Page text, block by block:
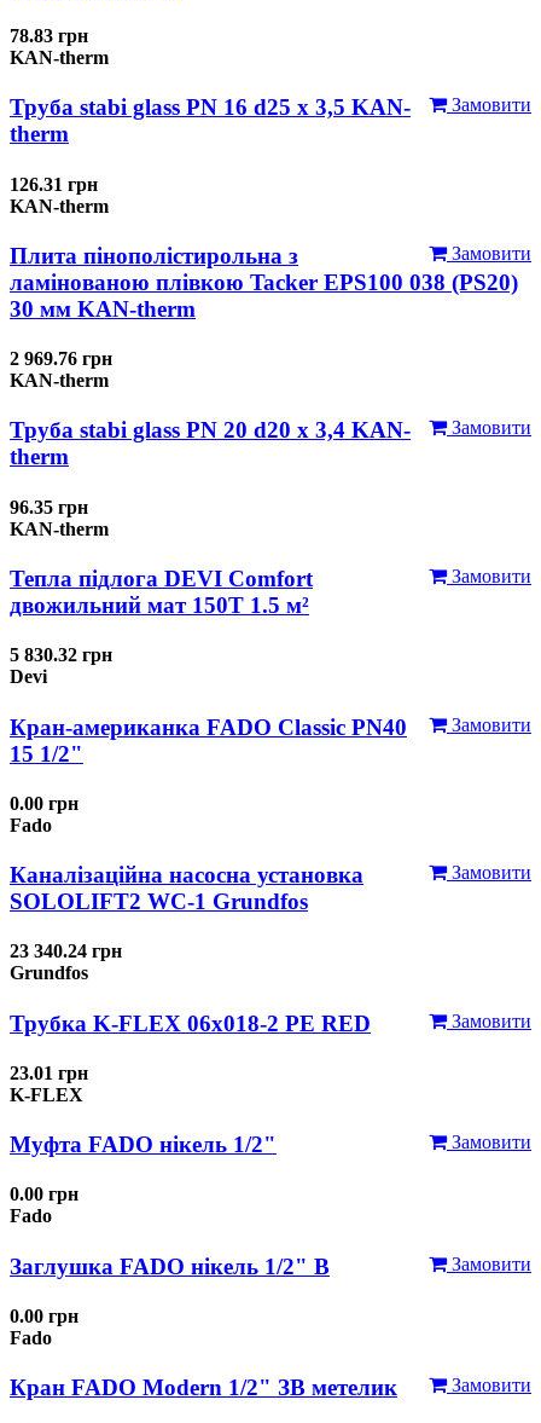
78.83 грн
KAN-therm
Замовити
Труба stabi glass PN 16 d25 х 3,5 KAN-
therm
126.31 грн
KAN-therm
Замовити
Плита пінополістирольна з
ламінованою плівкою Tacker EPS100 038 (PS20)
30 мм KAN-therm
2 969.76 грн
KAN-therm
Замовити
Труба stabi glass PN 20 d20 х 3,4 KAN-
therm
96.35 грн
KAN-therm
Замовити
Тепла підлога DEVI Comfort
двожильний мат 150T 1.5 м²
5 830.32 грн
Devi
Замовити
Кран-американка FADO Classic PN40
15 1/2"
0.00 грн
Fado
Замовити
Каналізаційна насосна установка
SOLOLIFT2 WC-1 Grundfos
23 340.24 грн
Grundfos
Замовити
Трубка K-FLEX 06x018-2 РЕ RED
23.01 грн
K-FLEX
Замовити
Муфта FADO нікель 1/2"
0.00 грн
Fado
Замовити
Заглушка FADO нікель 1/2" В
0.00 грн
Fado
Замовити
Кран FADO Modern 1/2" ЗВ метелик